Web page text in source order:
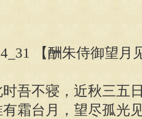
【酬朱侍御望月
吾不寝，近秋三五
霜台月，望尽孤光